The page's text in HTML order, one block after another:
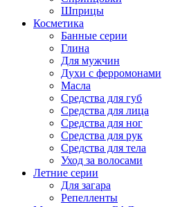
Шприцы
Косметика
Банные серии
Глина
Для мужчин
Духи с ферромонами
Масла
Средства для губ
Средства для лица
Средства для ног
Средства для рук
Средства для тела
Уход за волосами
Летние серии
Для загара
Репелленты